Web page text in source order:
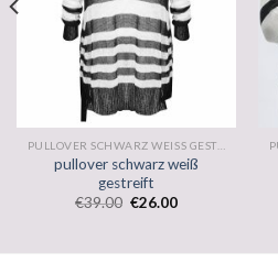
pullover schwarz weiß
gestreift
€39.00 €26.00